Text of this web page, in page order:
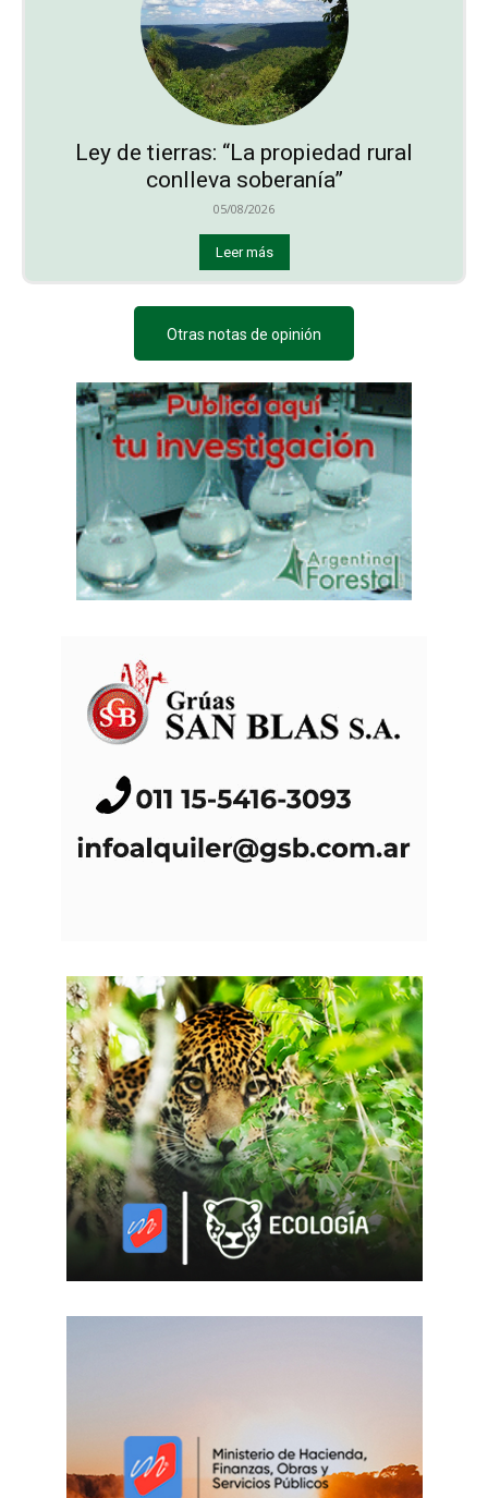
Ley de tierras: “La propiedad rural
conlleva soberanía”
05/08/2026
Leer más
Otras notas de opinión